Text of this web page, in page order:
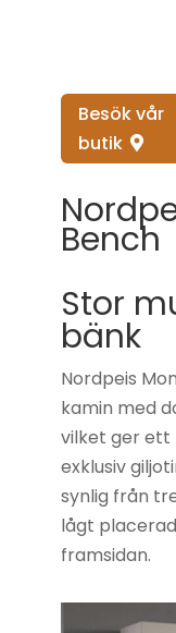
Besök vår
butik 
Bench
Stor
bänk
Nordpeis
kamin med
vilket ger ett
exklusiv
synlig från
lågt
framsidan.